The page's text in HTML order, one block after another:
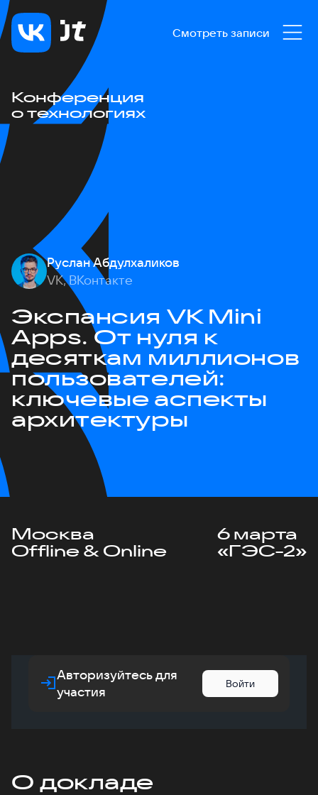
Смотреть записи
Конференция
о технологиях
Руслан Абдулхаликов
VK, ВКонтакте
Экспансия VK Mini
Apps. От нуля к
десяткам миллионов
пользователей:
ключевые аспекты
архитектуры
Москва
Offline & Online
6 марта
«ГЭС-2»
Авторизуйтесь для
участия
Войти
О докладе